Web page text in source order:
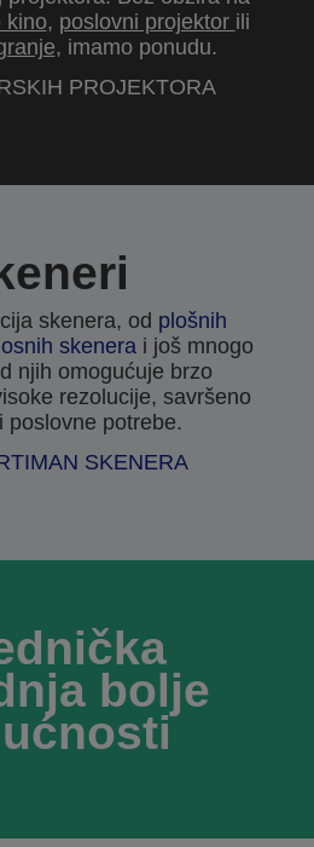
kino, poslovni projektor ili
, imamo ponudu.
PROJEKTORA
skenera, od plošnih
skenerai još mnogo
njih omogućuje brzo
rezolucije, savršeno
poslovne potrebe.
SKENERA
bolje